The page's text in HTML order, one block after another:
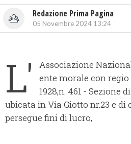
Redazione Prima Pagina
05 Novembre 2024 13:24
L'
Associazione
ente morale con regio
1928,n. 461 - Sezione
ubicata in Via Giotto nr.23 e di
persegue fini di lucro,